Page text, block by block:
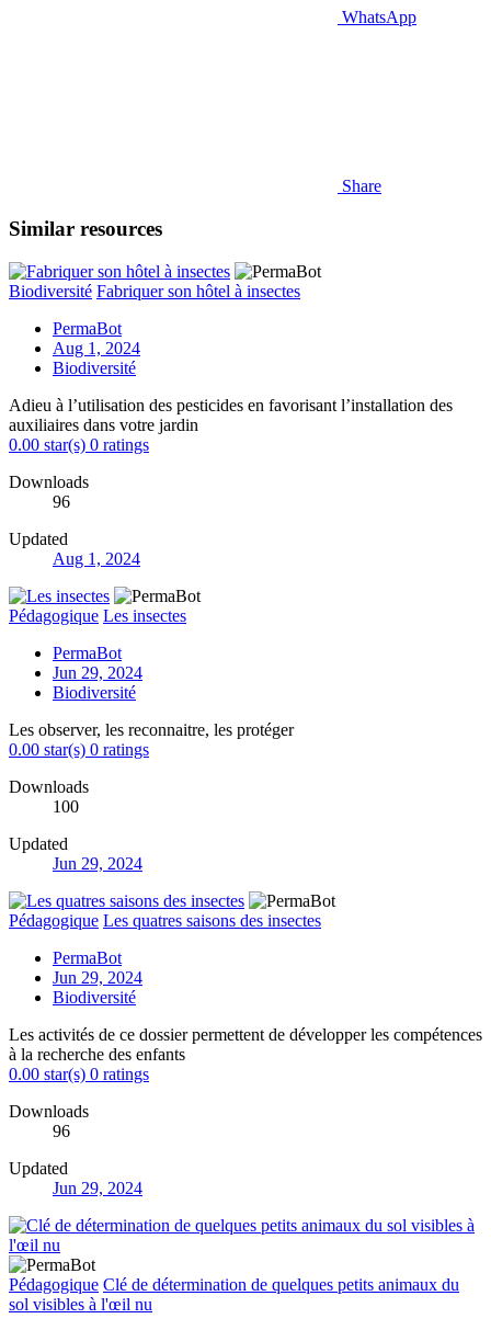
WhatsApp
Share
Similar resources
Biodiversité Fabriquer son hôtel à insectes
PermaBot
Aug 1, 2024
Biodiversité
Adieu à l’utilisation des pesticides en favorisant l’installation des
auxiliaires dans votre jardin
0.00 star(s) 0 ratings
Downloads
96
Updated
Aug 1, 2024
Pédagogique Les insectes
PermaBot
Jun 29, 2024
Biodiversité
Les observer, les reconnaitre, les protéger
0.00 star(s) 0 ratings
Downloads
100
Updated
Jun 29, 2024
Pédagogique Les quatres saisons des insectes
PermaBot
Jun 29, 2024
Biodiversité
Les activités de ce dossier permettent de développer les compétences
à la recherche des enfants
0.00 star(s) 0 ratings
Downloads
96
Updated
Jun 29, 2024
Pédagogique Clé de détermination de quelques petits animaux du
sol visibles à l'œil nu